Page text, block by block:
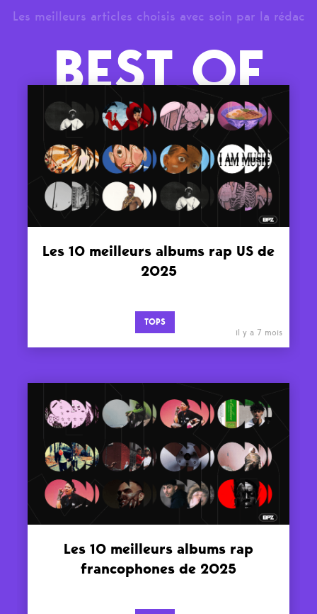
Les meilleurs articles choisis avec soin par la rédac
BEST OF
Les 10 meilleurs albums rap US de
2025
TOPS
il y a 7 mois
Les 10 meilleurs albums rap
francophones de 2025